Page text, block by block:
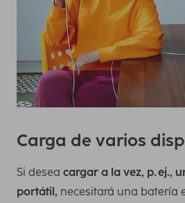
Carga de varios
Si desea cargar a la vez, p. ej.,
portátil, necesitará una batería